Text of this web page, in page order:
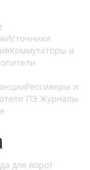
Источники
Коммутаторы и
Рессиверы и
ПЭ Журналы